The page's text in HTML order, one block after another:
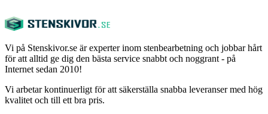
Vi på Stenskivor.se är experter inom stenbearbetning och jobbar hårt
för att alltid ge dig den bästa service snabbt och noggrant - på
Internet sedan 2010!
Vi arbetar kontinuerligt för att säkerställa snabba leveranser med hög
kvalitet och till ett bra pris.